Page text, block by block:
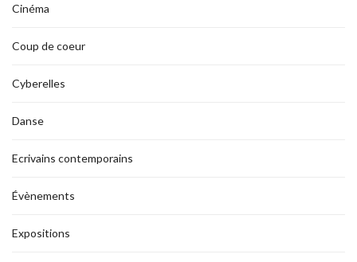
Cinéma
Coup de coeur
Cyberelles
Danse
Ecrivains contemporains
Évènements
Expositions